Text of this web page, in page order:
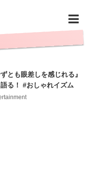
とも眼差しを感じれる』
る！ #おしゃれイズム